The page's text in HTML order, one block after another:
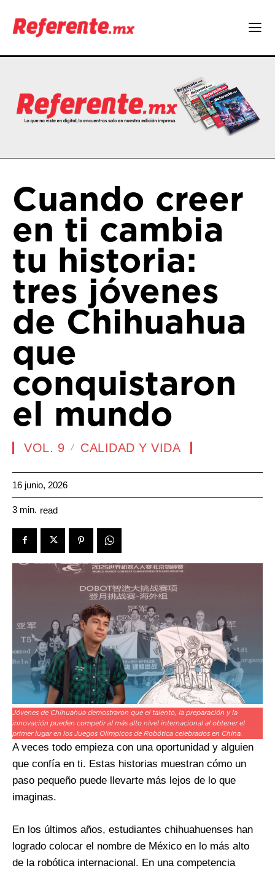
Cuando creer
en ti cambia
tu historia:
tres jóvenes
de Chihuahua
que
conquistaron
el mundo
VOL. 9 CALIDAD Y VIDA
16 junio, 2026
3 min. read
Jóvenes de Chihuahua demostraron que el talento, la preparación y la
innovación pueden competir al más alto nivel internacional al obtener el
primer lugar en los Juegos Olímpicos de Robótica celebrados en China.
A veces todo empieza con una oportunidad y alguien
que confía en ti. Estas historias muestran cómo un
paso pequeño puede llevarte más lejos de lo que
imaginas.
En los últimos años, estudiantes chihuahuenses han
logrado colocar el nombre de México en lo más alto
de la robótica internacional. En una competencia